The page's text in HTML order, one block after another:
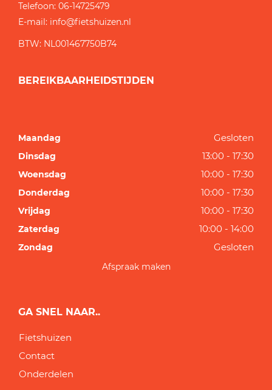
Telefoon: 06-14725479
E-mail: info@fietshuizen.nl
BTW: NL001467750B74
BEREIKBAARHEIDSTIJDEN
Maandag Gesloten
Dinsdag 13:00 - 17:30
Woensdag 10:00 - 17:30
Donderdag 10:00 - 17:30
Vrijdag 10:00 - 17:30
Zaterdag 10:00 - 14:00
Zondag Gesloten
Afspraak maken
GA SNEL NAAR..
Fietshuizen
Contact
Onderdelen